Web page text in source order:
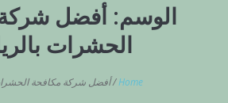
الوسم:أفضل
الحشرات
Home
/أفضل شركة مكافحة